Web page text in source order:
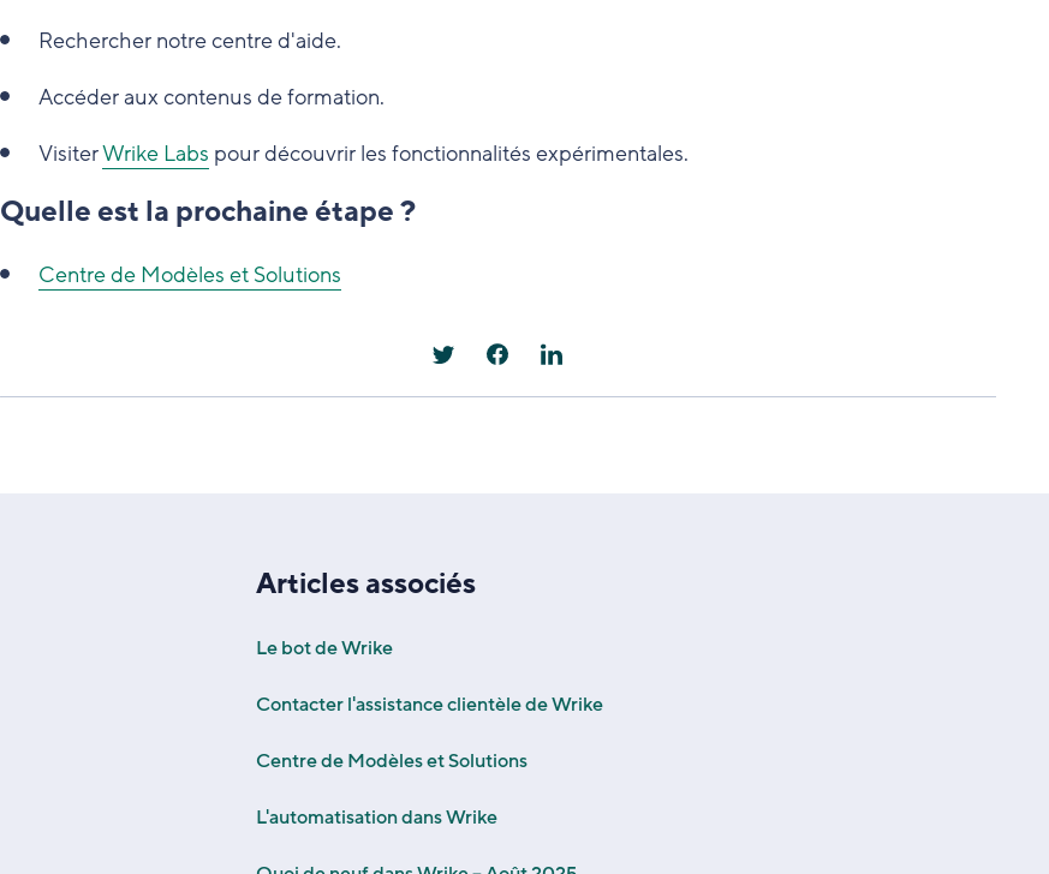
Rechercher notre centre d'aide.
Accéder aux contenus de formation.
VisiterWrike Labs pour découvrir les fonctionnalités expérimentales.
Quelle est la prochaine étape ?
Centre de Modèles et Solutions
Articles associés
Le bot de Wrike
Contacter l'assistance clientèle de Wrike
Centre de Modèles et Solutions
L'automatisation dans Wrike